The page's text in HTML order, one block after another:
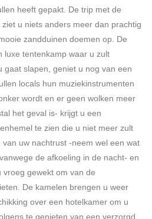
heeft gepakt. De trip met de
u niets anders meer dan prachtig
zandduinen doemen op. De
luxe tentenkamp waar u zult
gaat slapen, geniet u nog van een
locals hun muziekinstrumenten
wordt en er geen wolken meer
het geval is- krijgt u een
te zien die u niet meer zult
van uw nachtrust -neem wel een wat
de afkoeling in de nacht- en
gewekt om van de
De kamelen brengen u weer
over een hotelkamer om u
te genieten van een verzorgd